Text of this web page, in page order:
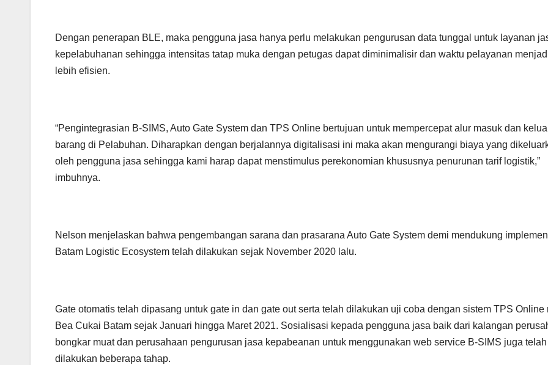
Dengan penerapan BLE, maka pengguna jasa hanya perlu melakukan pengurusan data tunggal untuk layanan
kepelabuhanan sehingga intensitas tatap muka dengan petugas dapat diminimalisir dan waktu pelayanan
lebih efisien.
“Pengintegrasian B-SIMS, Auto Gate System dan TPS Online bertujuan untuk mempercepat alur masuk dan
barang di Pelabuhan. Diharapkan dengan berjalannya digitalisasi ini maka akan mengurangi biaya yang
oleh pengguna jasa sehingga kami harap dapat menstimulus perekonomian khususnya penurunan tarif logistik,”
imbuhnya.
Nelson menjelaskan bahwa pengembangan sarana dan prasarana Auto Gate System demi mendukung
Batam Logistic Ecosystem telah dilakukan sejak November 2020 lalu.
Gate otomatis telah dipasang untuk gate in dan gate out serta telah dilakukan uji coba dengan sistem TPS Online
Bea Cukai Batam sejak Januari hingga Maret 2021. Sosialisasi kepada pengguna jasa baik dari kalangan
bongkar muat dan perusahaan pengurusan jasa kepabeanan untuk menggunakan web service B-SIMS juga telah
dilakukan beberapa tahap.